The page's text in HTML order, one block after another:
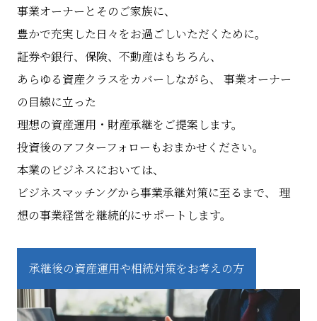
事業オーナーとそのご家族に、
豊かで充実した日々をお過ごしいただくために。
証券や銀行、保険、不動産はもちろん、
あらゆる資産クラスをカバーしながら、
事業オーナー
の目線に立った
理想の資産運用・財産承継をご提案します。
投資後のアフターフォローもおまかせください。
本業のビジネスにおいては、
ビジネスマッチングから事業承継対策に至るまで、
理
想の事業経営を継続的にサポートします。
承継後の資産運用や相続対策をお考えの方